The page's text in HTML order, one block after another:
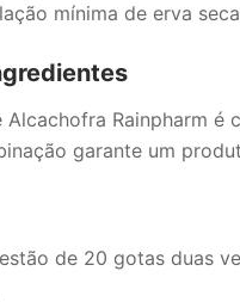
mínima de erva
Rainpharm
garante um
de 20 gotas duas